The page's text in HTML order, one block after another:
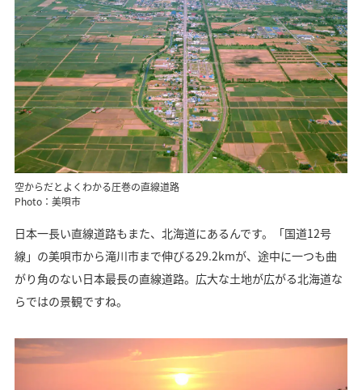
空からだとよくわかる圧巻の直線道路
Photo：美唄市
日本一長い直線道路もまた、北海道にあるんです。「国道12号
線」の美唄市から滝川市まで伸びる29.2kmが、途中に一つも曲
がり角のない日本最長の直線道路。広大な土地が広がる北海道な
らではの景観ですね。